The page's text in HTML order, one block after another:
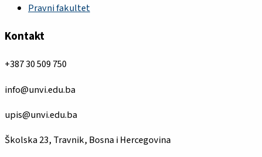
Pravni fakultet
Kontakt
+387 30 509 750
info@unvi.edu.ba
upis@unvi.edu.ba
Školska 23, Travnik, Bosna i Hercegovina